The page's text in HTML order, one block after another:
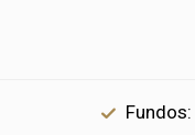
Fundos: